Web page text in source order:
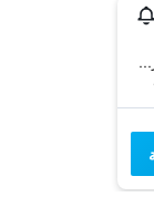
Speulderbosweg 54, غاردرن, مقاطعة خيلدرلند, هولندا